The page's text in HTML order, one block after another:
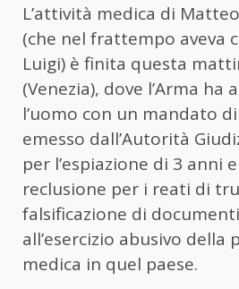
L’attività medica di
(che nel frattempo aveva
Luigi) è finita questa
(Venezia), dove l’Arma
l’uomo con un mandato
emesso dall’Autorità
per l’espiazione di 3 anni
reclusione per i reati di
falsificazione di
all’esercizio abusivo della
medica in quel paese.